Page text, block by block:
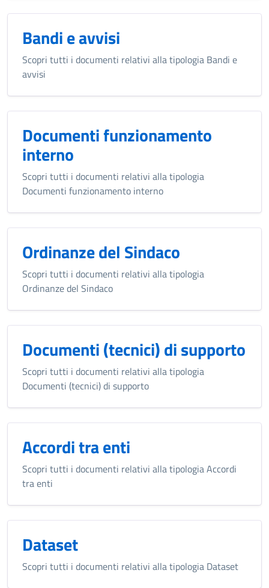
Bandi e avvisi
Scopri tutti i documenti relativi alla tipologia Bandi e
avvisi
Documenti funzionamento
interno
Scopri tutti i documenti relativi alla tipologia
Documenti funzionamento interno
Ordinanze del Sindaco
Scopri tutti i documenti relativi alla tipologia
Ordinanze del Sindaco
Documenti (tecnici) di supporto
Scopri tutti i documenti relativi alla tipologia
Documenti (tecnici) di supporto
Accordi tra enti
Scopri tutti i documenti relativi alla tipologia Accordi
tra enti
Dataset
Scopri tutti i documenti relativi alla tipologia Dataset